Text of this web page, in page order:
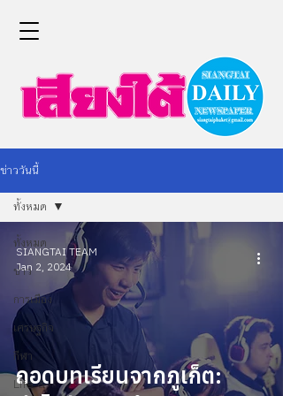
ข่าววันนี้
ทั้งหมด
ข่าว
การเมือง
เศรษฐกิจ
กีฬา
Life &
ทั้งหมด
ถอดบทเรียนจากภูเก็ต:
SIANGTAI TEAM
Jan 2, 2024